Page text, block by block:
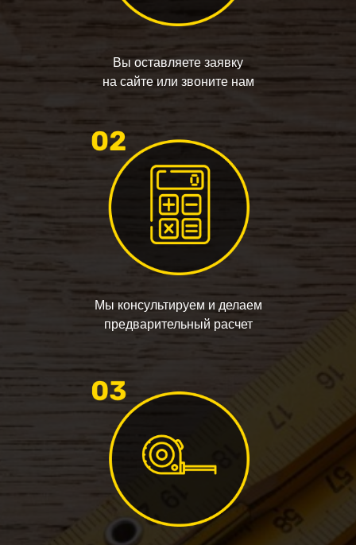
Вы оставляете заявку
на сайте или звоните нам
Мы консультируем и делаем
предварительный расчет